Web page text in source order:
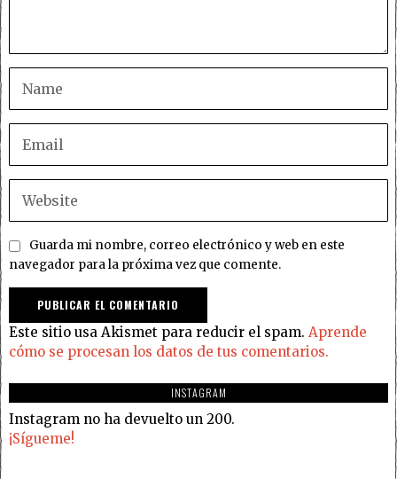
Guarda mi nombre, correo electrónico y web en este
navegador para la próxima vez que comente.
Este sitio usa Akismet para reducir el spam. Aprende
cómo se procesan los datos de tus comentarios.
INSTAGRAM
Instagram no ha devuelto un 200.
¡Sígueme!